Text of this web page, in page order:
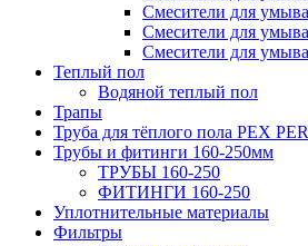
Смесители для
Смесители для
Смесители для
Теплый пол
Водяной теплый пол
Трапы
Труба для тёплого пола PEX
Трубы и фитинги 160-250мм
ТРУБЫ 160-250
ФИТИНГИ 160-250
Уплотнительные материалы
Фильтры